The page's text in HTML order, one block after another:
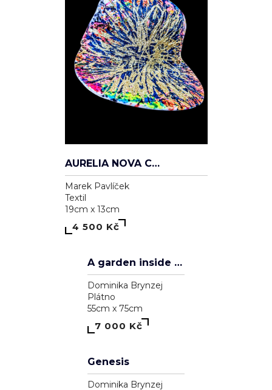
AURELIA NOVA CAP
Marek Pavlíček
Textil
19cm x 13cm
4 500 Kč